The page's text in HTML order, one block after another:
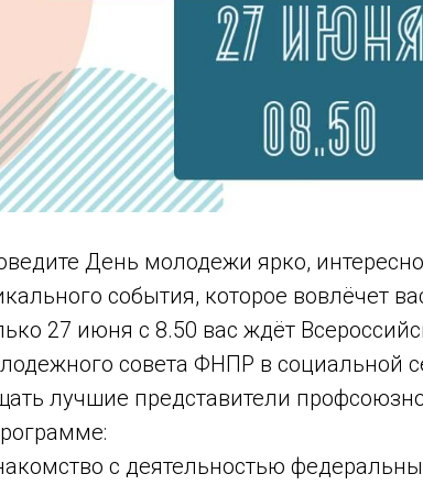
День молодежи ярко,
события, которое вовлёчет
27 июня с 8.50 вас ждёт
совета ФНПР в социальной
лучшие представители
с деятельностью